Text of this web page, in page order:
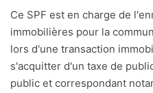
Ce SPF est en charge de
immobilières pour la
lors d'une transaction
s'acquitter d'un taxe de
public et correspondant